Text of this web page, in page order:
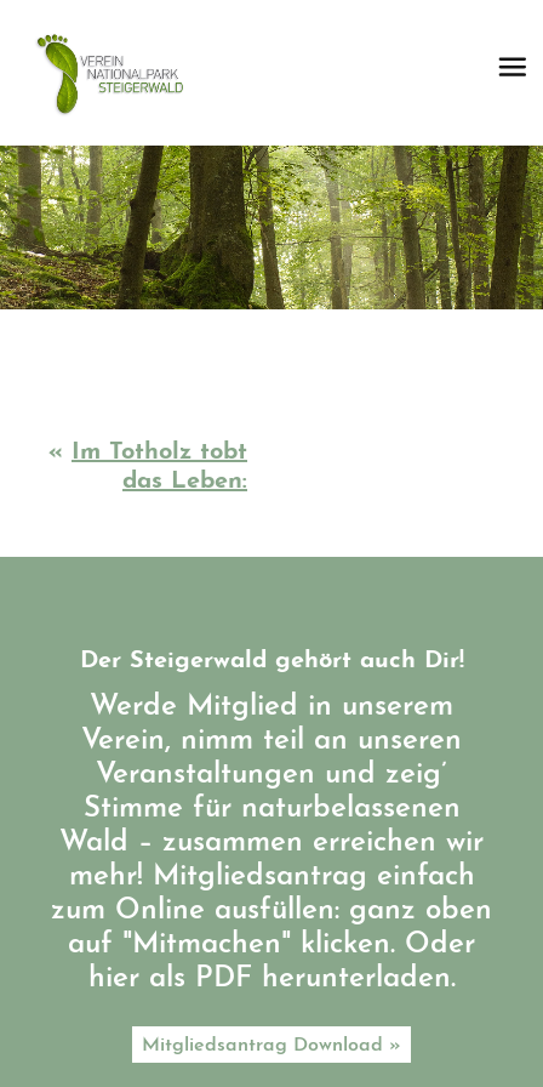
« Im Totholz tobt
das Leben:
Der Steigerwald gehört auch Dir!
Werde Mitglied in unserem
Verein, nimm teil an unseren
Veranstaltungen und zeig’
Stimme für naturbelassenen
Wald – zusammen erreichen wir
mehr! Mitgliedsantrag einfach
zum Online ausfüllen: ganz oben
auf "Mitmachen" klicken. Oder
hier als PDF herunterladen.
Mitgliedsantrag Download »